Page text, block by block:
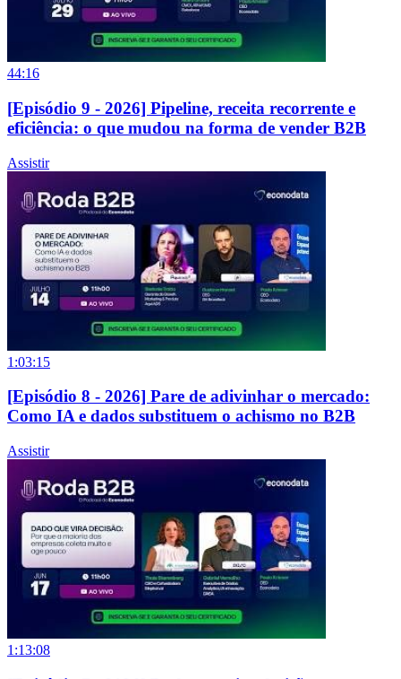
44:16
[Episódio 9 - 2026] Pipeline, receita recorrente e
eficiência: o que mudou na forma de vender B2B
Assistir
1:03:15
[Episódio 8 - 2026] Pare de adivinhar o mercado:
Como IA e dados substituem o achismo no B2B
Assistir
1:13:08